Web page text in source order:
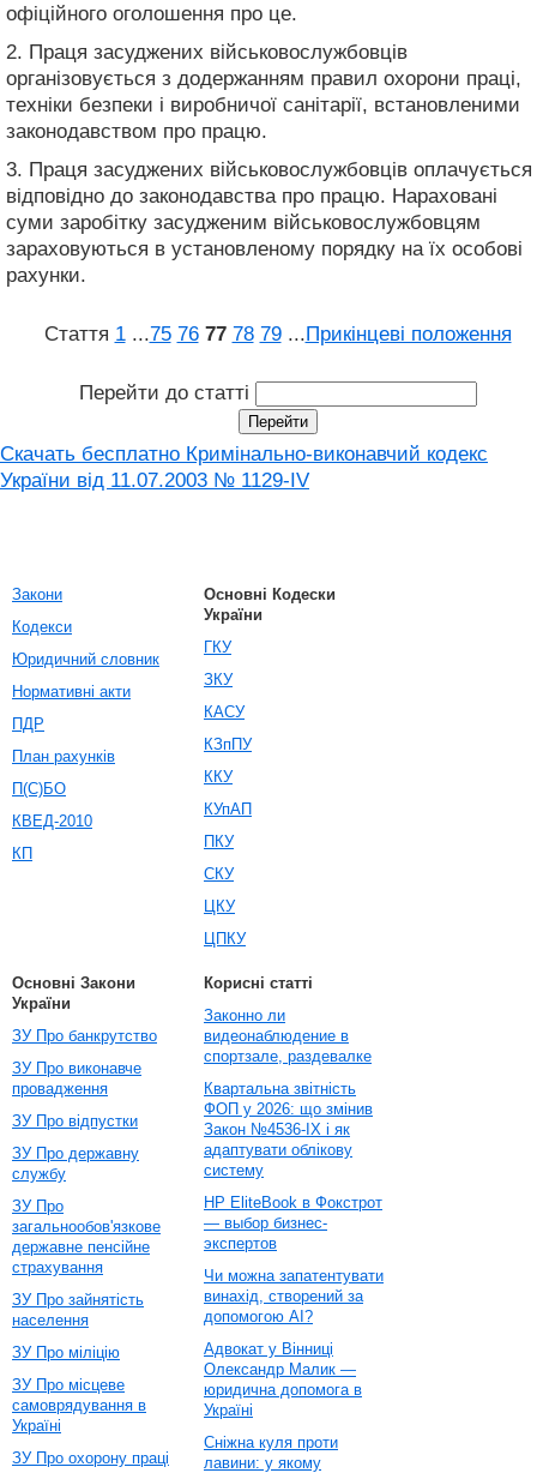
офіційного оголошення про це.
2. Праця засуджених військовослужбовців
організовується з додержанням правил охорони праці,
техніки безпеки і виробничої санітарії, встановленими
законодавством про працю.
3. Праця засуджених військовослужбовців оплачується
відповідно до законодавства про працю. Нараховані
суми заробітку засудженим військовослужбовцям
зараховуються в установленому порядку на їх особові
рахунки.
Стаття 1 ...75 76 77 78 79 ...Прикінцеві положення
Перейти до статті
Скачать бесплатно Кримінально-виконавчий кодекс
України від 11.07.2003 № 1129-IV
Закони
Кодекси
Юридичний словник
Нормативні акти
ПДР
План рахунків
П(С)БО
КВЕД-2010
КП
Основні Кодески
України
ГКУ
ЗКУ
КАСУ
КЗпПУ
ККУ
КУпАП
ПКУ
СКУ
ЦКУ
ЦПКУ
Основні Закони
України
ЗУ Про банкрутство
ЗУ Про виконавче
провадження
ЗУ Про відпустки
ЗУ Про державну
службу
ЗУ Про
загальнообов'язкове
державне пенсійне
страхування
ЗУ Про зайнятість
населення
ЗУ Про міліцію
ЗУ Про місцеве
самоврядування в
Україні
ЗУ Про охорону праці
Корисні статті
Законно ли
видеонаблюдение в
спортзале, раздевалке
Квартальна звітність
ФОП у 2026: що змінив
Закон №4536-IX і як
адаптувати облікову
систему
HP EliteBook в Фокстрот
— выбор бизнес-
экспертов
Чи можна запатентувати
винахід, створений за
допомогою AI?
Адвокат у Вінниці
Олександр Малик —
юридична допомога в
Україні
Сніжна куля проти
лавини: у якому